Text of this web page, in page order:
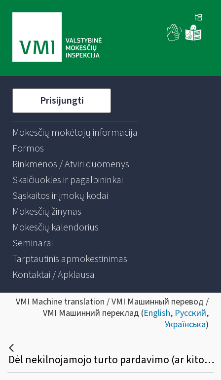
Prisijungti
Mokesčių mokėtojų informacija
Formos
Rinkmenos / Atviri duomenys
Skaičiuoklės ir pagalbininkai
Sąskaitos ir įmokų kodai
Mokesčių žinynas
Mokesčių kalendorius
Seminarai
Tarptautinis apmokestinimas
Kontaktai / Apklausa
VMI Machine translation / VMI Машинный перевод /
VMI Машинний переклад (English, Русский,
Українська)
Dėl nekilnojamojo turto pardavimo (ar kitokio perleidimo) pajamų, gautų 2022 metais, apskaičiavimo, deklaravimo ir pajamų mokesčio sumokėjimo